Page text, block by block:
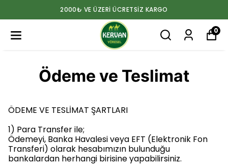
2000₺ VE ÜZERİ ÜCRETSİZ KARGO
0
Ödeme ve Teslimat
ÖDEME VE TESLİMAT ŞARTLARI
1) Para Transfer ile;
Ödemeyi, Banka Havalesi veya EFT (Elektronik Fon
Transferi) olarak hesabımızın bulunduğu
bankalardan herhangi birisine yapabilirsiniz.